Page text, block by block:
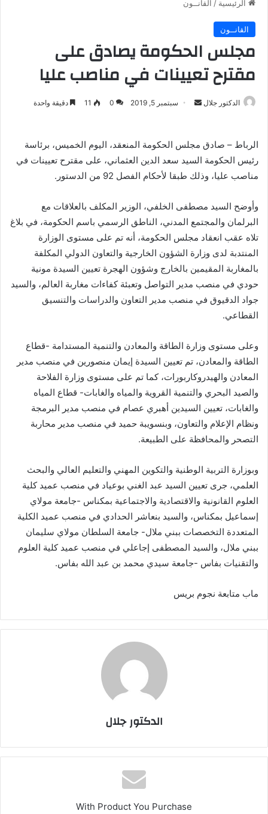
الرئيسية / القانــون
القانــون
مجلس الحكومة يصادق على
مقترح تعيينات في مناصب عليا
الدكتور جلال
أرسل سبتمبر 5, 2019 0
11 دقيقة واحدة
الرباط – صادق مجلس الحكومة المنعقد، اليوم الخميس، برئاسة
رئيس الحكومة السيد سعد الدين العثماني، على مقترح تعيينات في
مناصب عليا، وذلك طبقا لأحكام الفصل 92 من الدستور.
وأوضح السيد مصطفى الخلفي، الوزير المكلف بالعلاقات مع
البرلمان والمجتمع المدني، الناطق الرسمي باسم الحكومة، في بلاغ
تلاه عقب انعقاد مجلس الحكومة، أنه تم على مستوى الوزارة
المنتدبة لدى وزارة الشؤون الخارجية والتعاون الدولي المكلفة
بالمغاربة المقيمين بالخارج وشؤون الهجرة تعيين السيدة مونية
حودي في منصب مدير التواصل وتعبئة كفاءات مغاربة العالم، والسيد
جواد الدقيوق في منصب مدير التعاون والدراسات والتنسيق
القطاعي.
وعلى مستوى وزارة الطاقة والمعادن والتنمية المستدامة -قطاع
الطاقة والمعادن، تم تعيين السيدة إيمان منصورين في منصب مدير
المعادن والهيدروكاربورات، كما تم على مستوى وزارة الفلاحة
والصيد البحري والتنمية القروية والمياه والغابات- قطاع المياه
والغابات، تعيين السيدين أهبري عصام في منصب مدير البرمجة
ونظام الإعلام والتعاون، وبنسويبة حميد في منصب مدير محاربة
التصحر والمحافظة على الطبيعة.
وبوزارة التربية الوطنية والتكوين المهني والتعليم العالي والبحث
العلمي، جرى تعيين السيد عبد الغني بوعياد في منصب عميد كلية
العلوم القانونية والاقتصادية والاجتماعية بمكناس -جامعة مولاي
إسماعيل بمكناس، والسيد بنعاشر الحدادي في منصب عميد الكلية
المتعددة التخصصات ببني ملال- جامعة السلطان مولاي سليمان
ببني ملال، والسيد المصطفى إجاعلي في منصب عميد كلية العلوم
والتقنيات بفاس -جامعة سيدي محمد بن عبد الله بفاس.
ماب متابعة نجوم بريس
الدكتور جلال
With Product You Purchase